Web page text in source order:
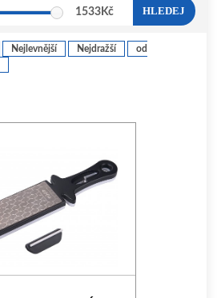
1533 Kč HLEDEJ
Nejlevnější Nejdražší
od